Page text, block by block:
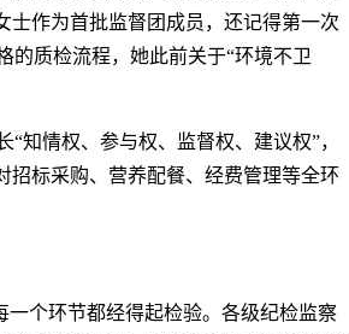
士作为首批监督团成员，还记得第一次
质检流程，她此前关于“环境不卫
知情权、参与权、监督权、建议权”，
招标采购、营养配餐、经费管理等全环
一个环节都经得起检验。各级纪检监察